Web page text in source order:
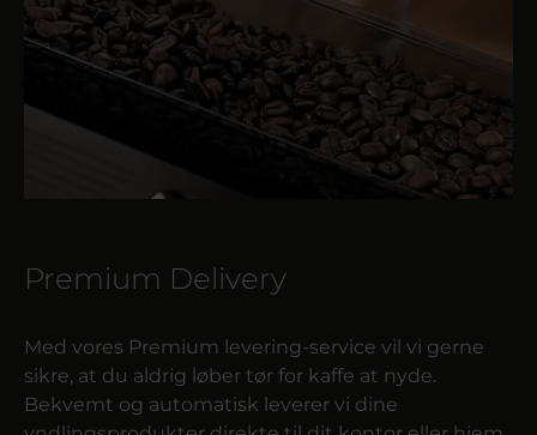
Premium Delivery
Med vores Premium levering-service vil vi gerne
sikre, at du aldrig løber tør for kaffe at nyde.
Bekvemt og automatisk leverer vi dine